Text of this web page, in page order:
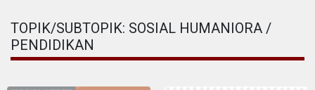
TOPIK/SUBTOPIK: SOSIAL HUMANIORA /
PENDIDIKAN